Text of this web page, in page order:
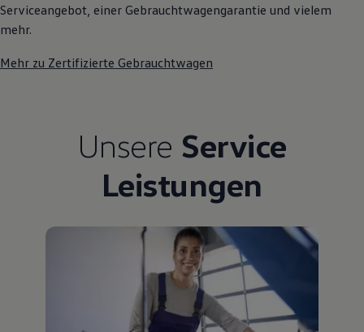
Serviceangebot, einer Gebrauchtwagengarantie und vielem
mehr.
Mehr zu Zertifizierte Gebrauchtwagen
Unsere Service
Leistungen